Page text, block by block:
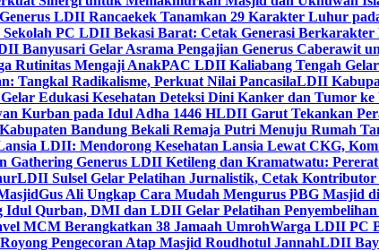
LDII Rancaekek Tanamkan 29 Karakter Luhur
PC LDII Bekasi Barat: Cetak Generasi
Banyusari Gelar Asrama Pengajian Generus Caberawit
Rutinitas Mengaji AnakPAC LDII Kaliabang Tengah
Tangkal Radikalisme, Perkuat Nilai PancasilaLDII
Edukasi Kesehatan Deteksi Dini Kanker dan Tumor ke
Kurban pada Idul Adha 1446 HLDII Garut Tekankan
Bandung Bekali Remaja Putri Menuju Rumah
LDII: Mendorong Kesehatan Lansia Lewat CKG,
Gathering Generus LDII Ketileng dan Kramatwatu:
LDII Sulsel Gelar Pelatihan Jurnalistik, Cetak Kontributor
Gus Ali Ungkap Cara Mudah Mengurus PBG Masjid
Idul Qurban, DMI dan LDII Gelar Pelatihan
MCM Berangkatkan 38 Jamaah UmrohWarga LDII PC
Pengecoran Atap Masjid Roudhotul JannahLDII